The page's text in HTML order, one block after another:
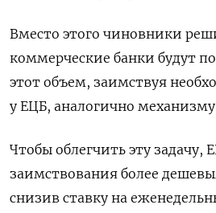
Вместо этого чиновники
коммерческие банки будут
этот объем, заимствуя
у ЕЦБ, аналогично
Чтобы облегчить эту задачу,
заимствования более
снизив ставку на